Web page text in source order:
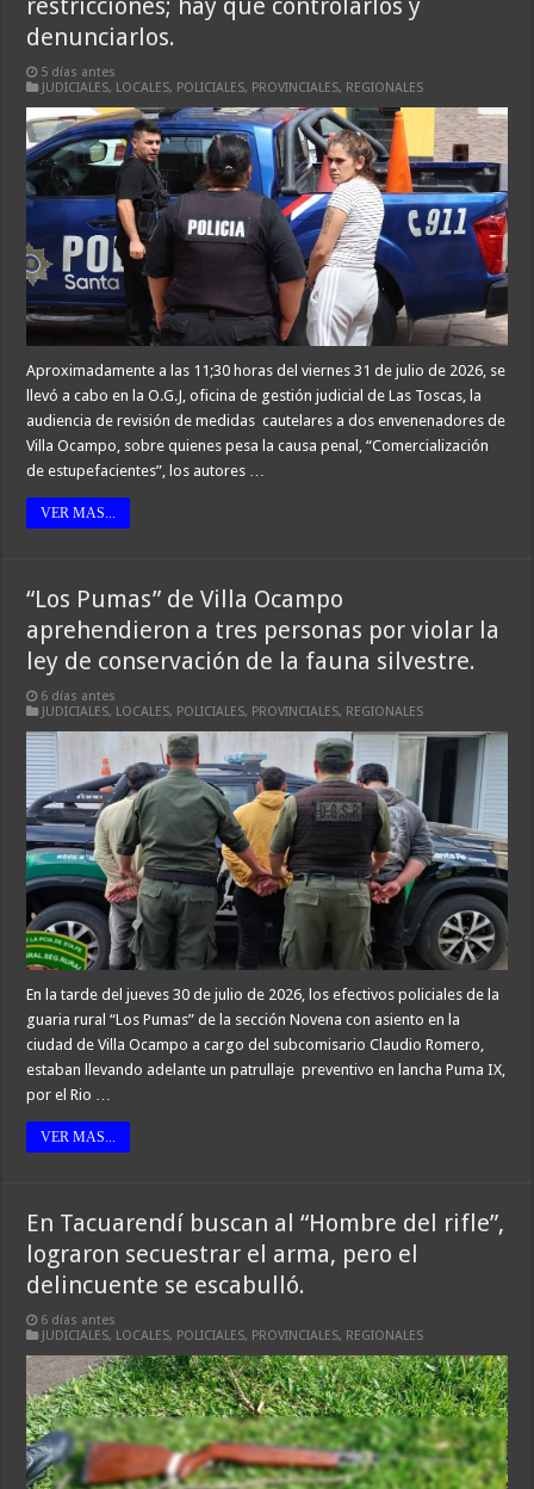
restricciones; hay que controlarlos y
denunciarlos.
5 días antes
JUDICIALES, LOCALES, POLICIALES, PROVINCIALES, REGIONALES
Aproximadamente a las 11;30 horas del viernes 31 de julio de 2026, se
llevó a cabo en la O.G.J, oficina de gestión judicial de Las Toscas, la
audiencia de revisión de medidas cautelares a dos envenenadores de
Villa Ocampo, sobre quienes pesa la causa penal, “Comercialización
de estupefacientes”, los autores …
VER MAS...
“Los Pumas” de Villa Ocampo
aprehendieron a tres personas por violar la
ley de conservación de la fauna silvestre.
6 días antes
JUDICIALES, LOCALES, POLICIALES, PROVINCIALES, REGIONALES
En la tarde del jueves 30 de julio de 2026, los efectivos policiales de la
guaria rural “Los Pumas” de la sección Novena con asiento en la
ciudad de Villa Ocampo a cargo del subcomisario Claudio Romero,
estaban llevando adelante un patrullaje preventivo en lancha Puma IX,
por el Rio …
VER MAS...
En Tacuarendí buscan al “Hombre del rifle”,
lograron secuestrar el arma, pero el
delincuente se escabulló.
6 días antes
JUDICIALES, LOCALES, POLICIALES, PROVINCIALES, REGIONALES